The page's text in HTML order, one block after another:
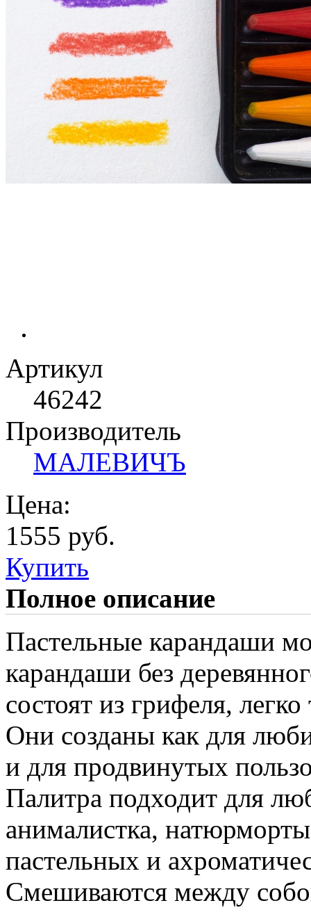
Артикул
46242
Производитель
МАЛЕВИЧЪ
Цена:
1555 руб.
Купить
Полное описание
Пастельные карандаши
карандаши без
состоят из грифеля,
Они созданы как для
и для продвинутых
Палитра подходит для
анималистка,
пастельных и
Смешиваются между